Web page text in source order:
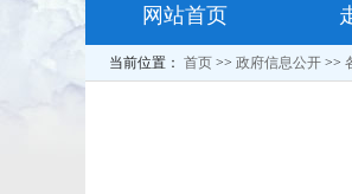
网站首页
当前位置： 首页 >> 政府信息公开 >>